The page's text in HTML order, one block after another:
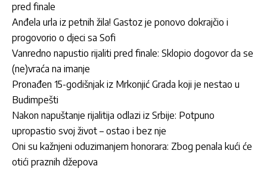
pred finale
Anđela urla iz petnih žila! Gastoz je ponovo dokrajčio i
progovorio o djeci sa Sofi
Vanredno napustio rijaliti pred finale: Sklopio dogovor da se
(ne)vraća na imanje
Pronađen 15-godišnjak iz Mrkonjić Grada koji je nestao u
Budimpešti
Nakon napuštanje rijalitija odlazi iz Srbije: Potpuno
upropastio svoj život – ostao i bez nje
Oni su kažnjeni oduzimanjem honorara: Zbog penala kući će
otići praznih džepova